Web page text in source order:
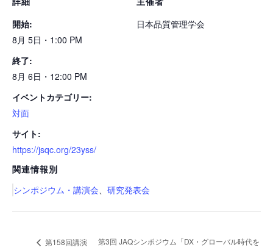
開始:
8月 5日・1:00 PM
終了:
8月 6日・12:00 PM
イベントカテゴリー:
対面
サイト:
https://jsqc.org/23yss/
日本品質管理学会
関連情報別
シンポジウム・講演会
研究発表会
第158回講演
第3回 JAQシンポジウム「DX・グローバル時代を